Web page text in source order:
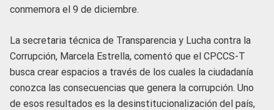
conmemora el 9 de diciembre.
La secretaria técnica de Transparencia y Lucha contra la
Corrupción, Marcela Estrella, comentó que el CPCCS-T
busca crear espacios a través de los cuales la ciudadanía
conozca las consecuencias que genera la corrupción. Uno
de esos resultados es la desinstitucionalización del país,